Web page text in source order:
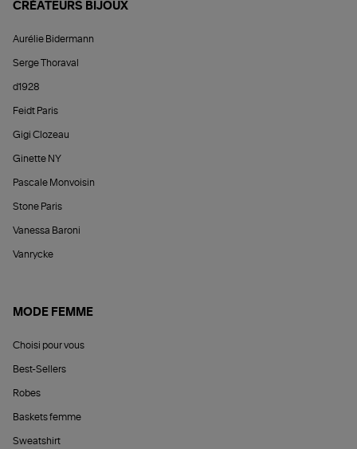
CRÉATEURS BIJOUX
Aurélie Bidermann
Serge Thoraval
d1928
Feidt Paris
Gigi Clozeau
Ginette NY
Pascale Monvoisin
Stone Paris
Vanessa Baroni
Vanrycke
MODE FEMME
Choisi pour vous
Best-Sellers
Robes
Baskets femme
Sweatshirt